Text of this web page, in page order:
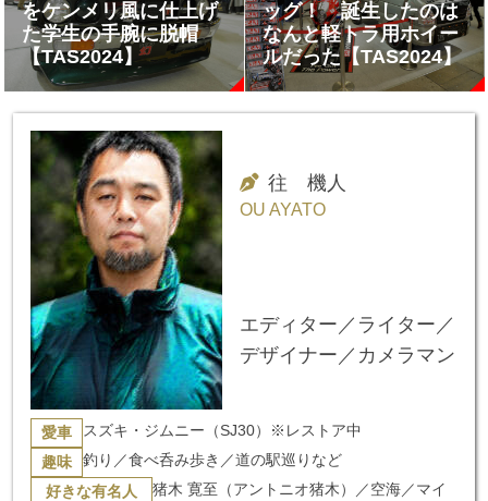
をケンメリ風に仕上げ
た学生の手腕に脱帽
【TAS2024】
ッグ！ 誕生したのは
なんと軽トラ用ホイー
ルだった【TAS2024】
往 機人
OU AYATO
エディター／ライター／
デザイナー／カメラマン
愛車 スズキ・ジムニー（SJ30）※レストア中
趣味 釣り／食べ呑み歩き／道の駅巡りなど
好きな有名人
猪木 寛至（アントニオ猪木）／空海／マイ